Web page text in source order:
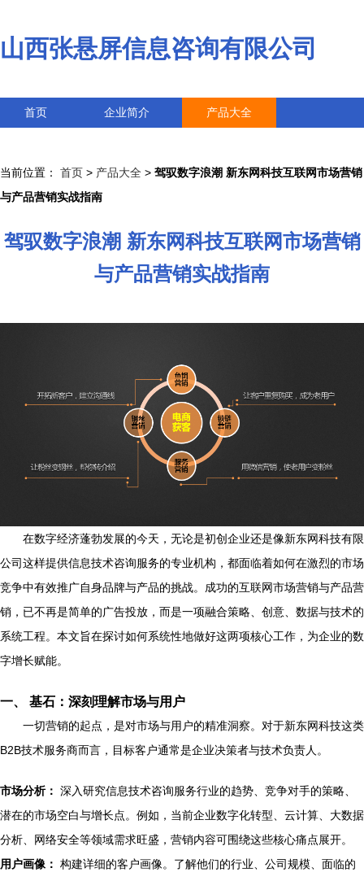
山西张悬屏信息咨询有限公司
首页 企业简介 产品大全
当前位置： 首页 > 产品大全 > 驾驭数字浪潮 新东网科技互联网市场营销
与产品营销实战指南
驾驭数字浪潮 新东网科技互联网市场营销
与产品营销实战指南
在数字经济蓬勃发展的今天，无论是初创企业还是像新东网科技有限
公司这样提供信息技术咨询服务的专业机构，都面临着如何在激烈的市场
竞争中有效推广自身品牌与产品的挑战。成功的互联网市场营销与产品营
销，已不再是简单的广告投放，而是一项融合策略、创意、数据与技术的
系统工程。本文旨在探讨如何系统性地做好这两项核心工作，为企业的数
字增长赋能。
一、 基石：深刻理解市场与用户
一切营销的起点，是对市场与用户的精准洞察。对于新东网科技这类
B2B技术服务商而言，目标客户通常是企业决策者与技术负责人。
市场分析： 深入研究信息技术咨询服务行业的趋势、竞争对手的策略、
潜在的市场空白与增长点。例如，当前企业数字化转型、云计算、大数据
分析、网络安全等领域需求旺盛，营销内容可围绕这些核心痛点展开。
用户画像： 构建详细的客户画像。了解他们的行业、公司规模、面临的